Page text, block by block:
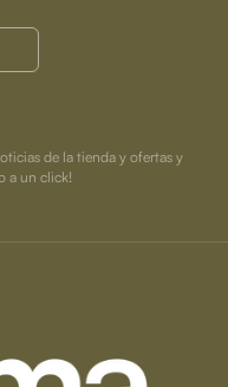
de la tienda y ofertas y
a un click!